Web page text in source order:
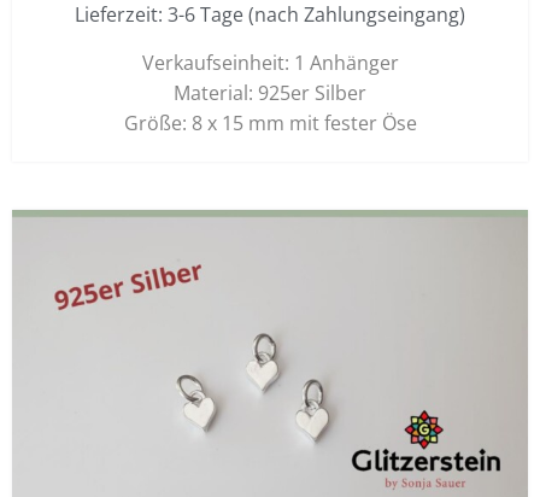
Lieferzeit: 3-6 Tage (nach Zahlungseingang)
Verkaufseinheit: 1 Anhänger
Material: 925er Silber
Größe: 8 x 15 mm mit fester Öse